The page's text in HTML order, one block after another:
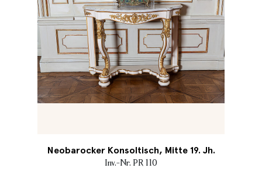
Neobarocker Konsoltisch, Mitte 19. Jh.
Inv.-Nr. PR 110